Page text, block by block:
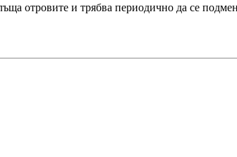
отровите и трябва периодично да се